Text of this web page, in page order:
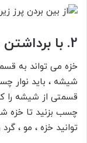
2. با
خزه می تواند به
شیشه ، باید نوار
قسمتی از شیشه را
چسب بزنید تا خزه
توانید خزه ، مو ،